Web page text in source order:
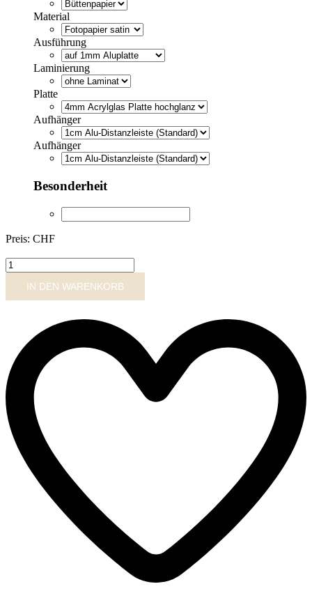
Material
Ausführung
Laminierung
Platte
Aufhänger
Aufhänger
Besonderheit
Preis: CHF
YB020
Menge
IN DEN WARENKORB